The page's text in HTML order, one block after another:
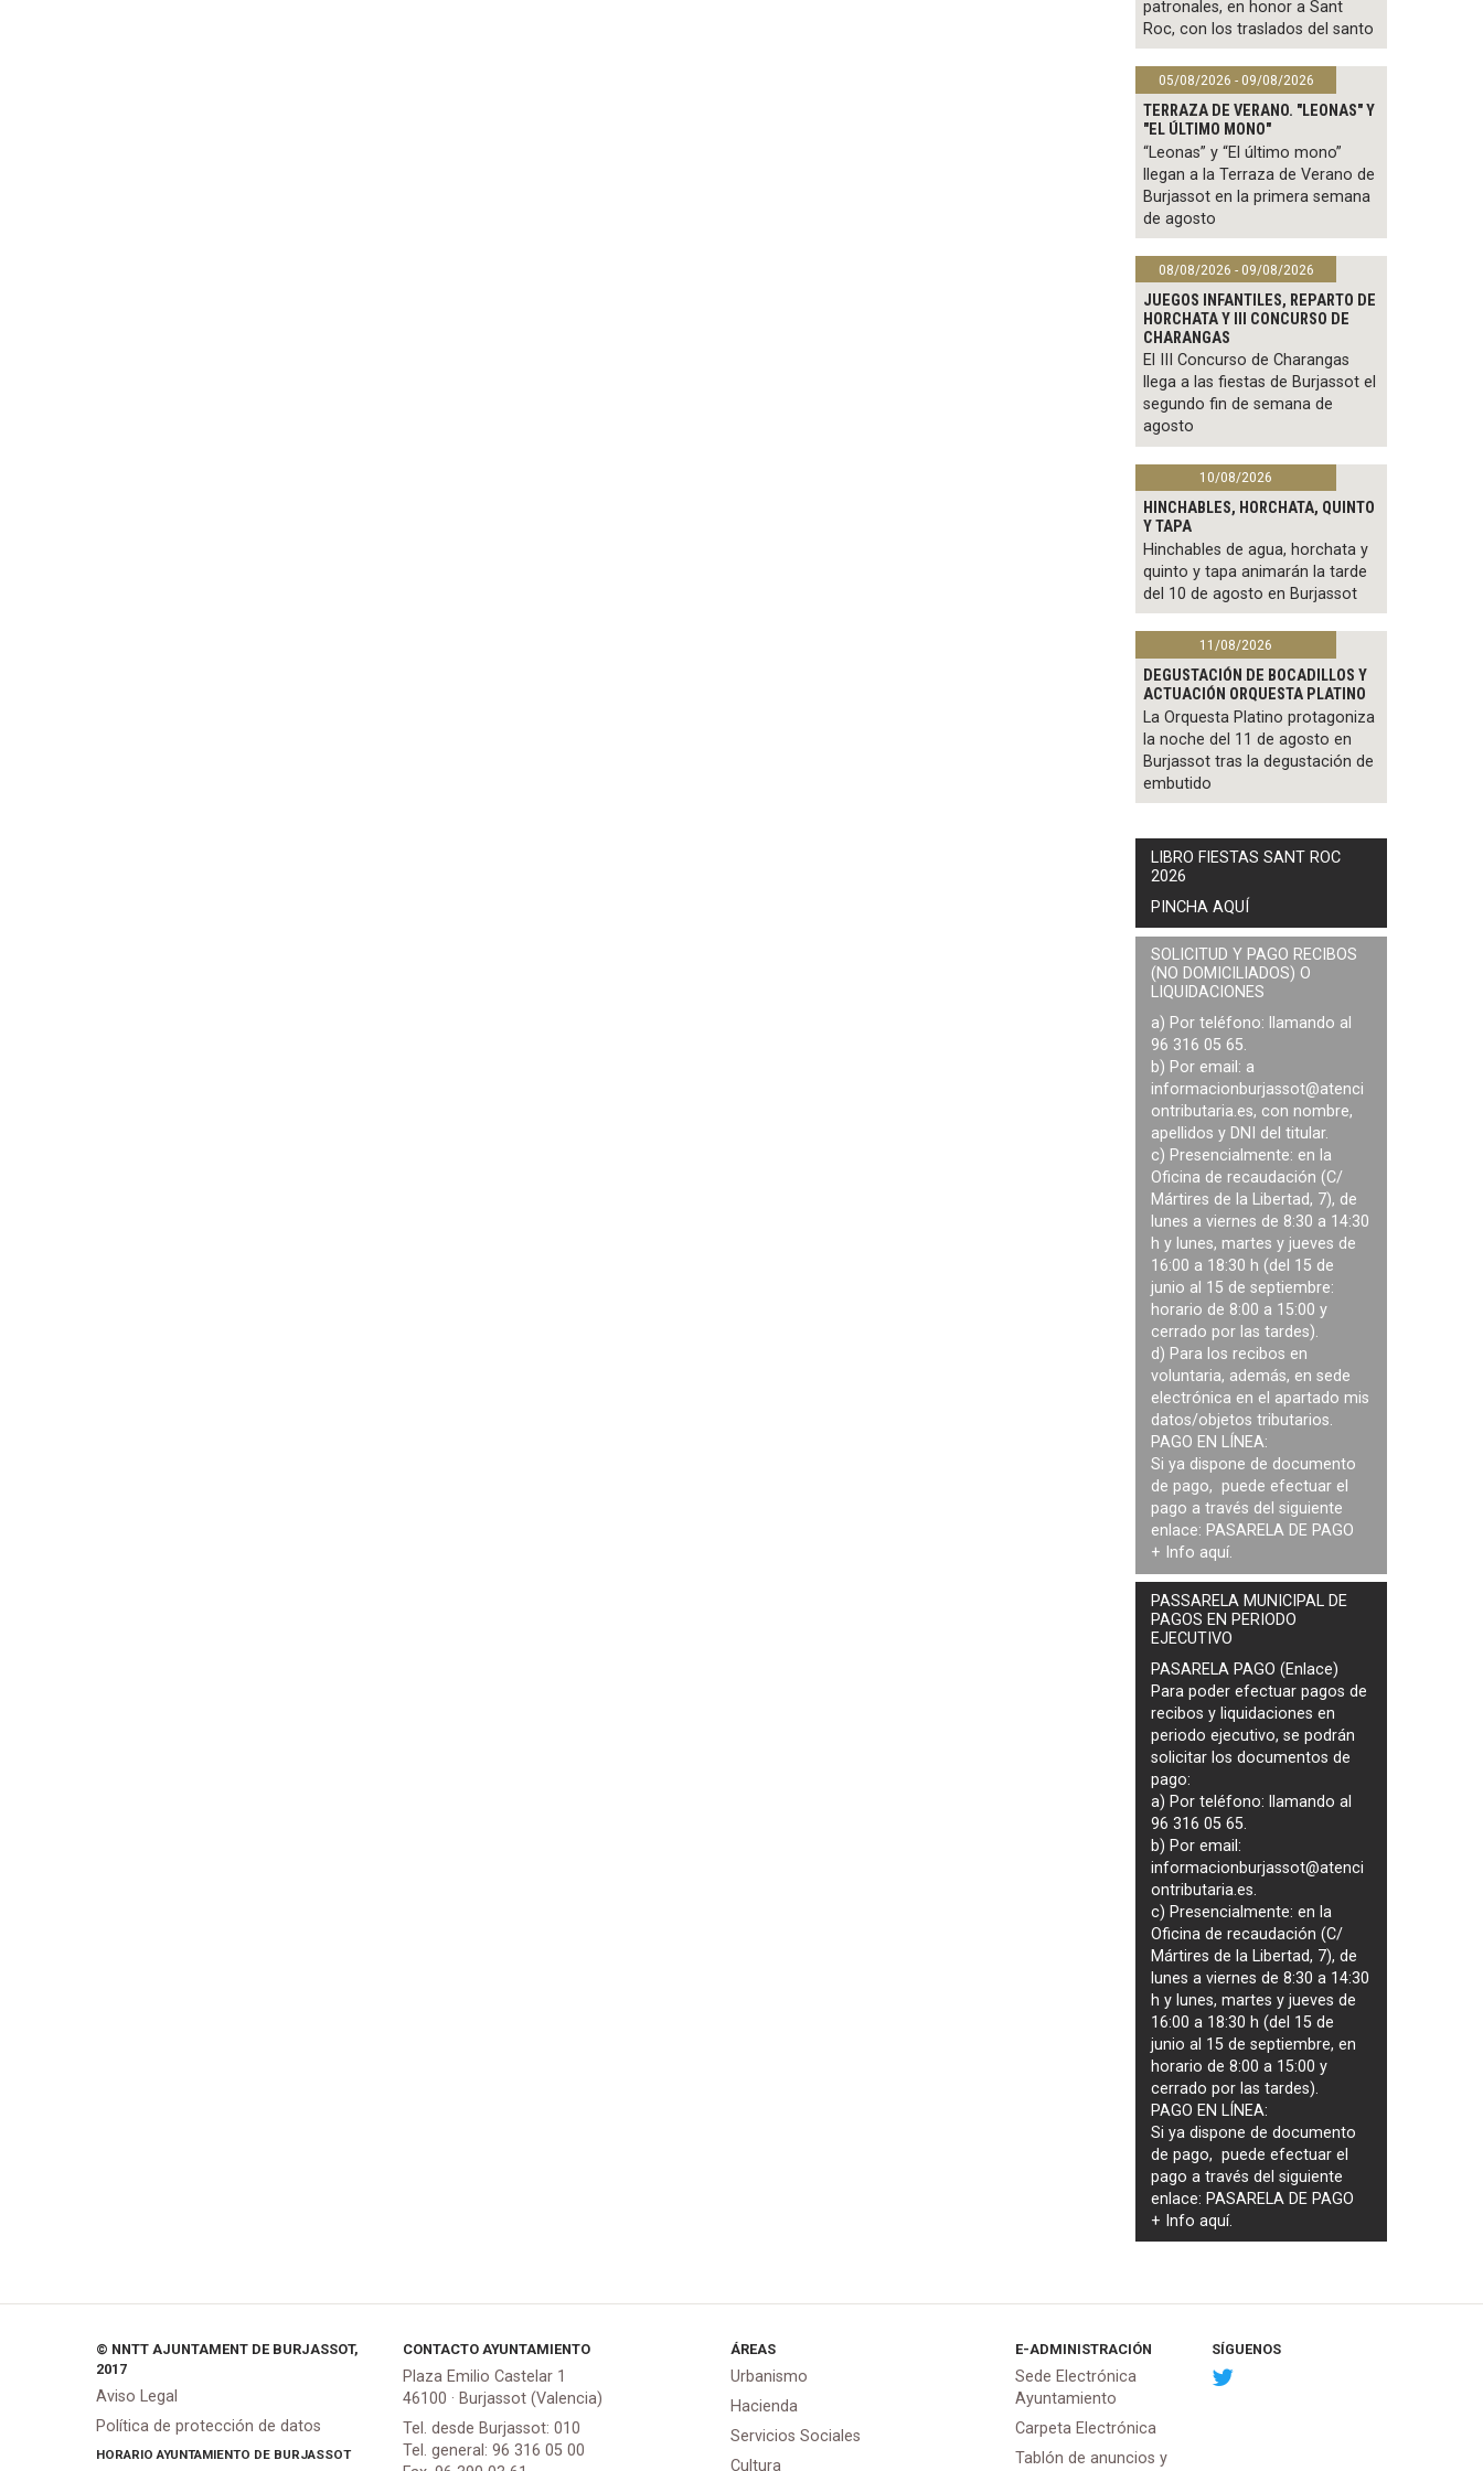
patronales, en honor a Sant
Roc, con los traslados del santo
05/08/2026 - 09/08/2026
TERRAZA DE VERANO. "LEONAS" Y
"EL ÚLTIMO MONO"
“Leonas” y “El último mono”
llegan a la Terraza de Verano de
Burjassot en la primera semana
de agosto
08/08/2026 - 09/08/2026
JUEGOS INFANTILES, REPARTO DE
HORCHATA Y III CONCURSO DE
CHARANGAS
El III Concurso de Charangas
llega a las fiestas de Burjassot el
segundo fin de semana de
agosto
10/08/2026
HINCHABLES, HORCHATA, QUINTO
Y TAPA
Hinchables de agua, horchata y
quinto y tapa animarán la tarde
del 10 de agosto en Burjassot
11/08/2026
DEGUSTACIÓN DE BOCADILLOS Y
ACTUACIÓN ORQUESTA PLATINO
La Orquesta Platino protagoniza
la noche del 11 de agosto en
Burjassot tras la degustación de
embutido
LIBRO FIESTAS SANT ROC
2026
PINCHA AQUÍ
SOLICITUD Y PAGO RECIBOS
(NO DOMICILIADOS) O
LIQUIDACIONES
a) Por teléfono: llamando al
96 316 05 65.
b) Por email: a
informacionburjassot@atenci
ontributaria.es, con nombre,
apellidos y DNI del titular.
c) Presencialmente: en la
Oficina de recaudación (C/
Mártires de la Libertad, 7), de
lunes a viernes de 8:30 a 14:30
h y lunes, martes y jueves de
16:00 a 18:30 h (del 15 de
junio al 15 de septiembre:
horario de 8:00 a 15:00 y
cerrado por las tardes).
d) Para los recibos en
voluntaria, además, en sede
electrónica en el apartado mis
datos/objetos tributarios.
PAGO EN LÍNEA:
Si ya dispone de documento
de pago, puede efectuar el
pago a través del siguiente
enlace: PASARELA DE PAGO
+ Info aquí.
PASSARELA MUNICIPAL DE
PAGOS EN PERIODO
EJECUTIVO
PASARELA PAGO (Enlace)
Para poder efectuar pagos de
recibos y liquidaciones en
periodo ejecutivo, se podrán
solicitar los documentos de
pago:
a) Por teléfono: llamando al
96 316 05 65.
b) Por email:
informacionburjassot@atenci
ontributaria.es.
c) Presencialmente: en la
Oficina de recaudación (C/
Mártires de la Libertad, 7), de
lunes a viernes de 8:30 a 14:30
h y lunes, martes y jueves de
16:00 a 18:30 h (del 15 de
junio al 15 de septiembre, en
horario de 8:00 a 15:00 y
cerrado por las tardes).
PAGO EN LÍNEA:
Si ya dispone de documento
de pago, puede efectuar el
pago a través del siguiente
enlace: PASARELA DE PAGO
+ Infoaquí.
© NNTT AJUNTAMENT DE BURJASSOT,
2017
Aviso Legal
Política de protección de datos
HORARIO AYUNTAMIENTO DE BURJASSOT
CONTACTO AYUNTAMIENTO
Plaza Emilio Castelar 1
46100 · Burjassot (Valencia)
Tel. desde Burjassot: 010
Tel. general: 96 316 05 00
ÁREAS
Urbanismo
Hacienda
Servicios Sociales
Cultura
E-ADMINISTRACIÓN
Sede Electrónica
Ayuntamiento
Carpeta Electrónica
Tablón de anuncios y
SÍGUENOS